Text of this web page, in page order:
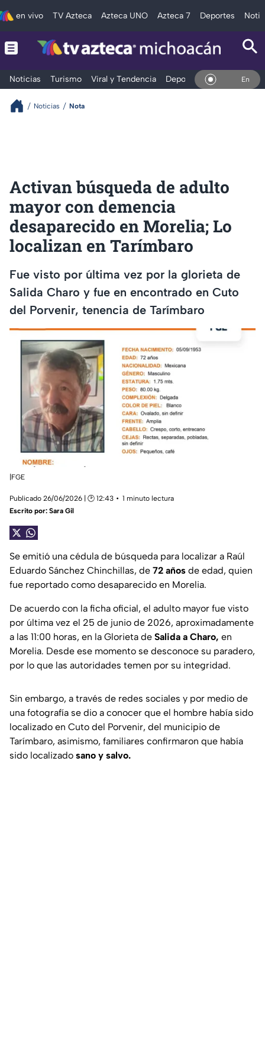
en vivo TV Azteca Azteca UNO Azteca 7 Deportes
Noticias Turismo Viral y Tendencia Deportes Espectáculos
En Vivo
Noticias Nota
Activan búsqueda de adulto
mayor con demencia
desaparecido en Morelia; Lo
localizan en Tarímbaro
Fue visto por última vez por la glorieta de
Salida Charo y fue en encontrado en Cuto
del Porvenir, tenencia de Tarímbaro
|FGE
Publicado 26/06/2026 | 🕑 12:43
1 minuto lectura
Escrito por: Sara Gil
Se emitió una cédula de búsqueda para localizar a Raúl
Eduardo Sánchez Chinchillas, de 72 años de edad, quien
fue reportado como desaparecido en Morelia.
De acuerdo con la ficha oficial, el adulto mayor fue visto
por última vez el 25 de junio de 2026, aproximadamente
a las 11:00 horas, en la Glorieta de Salida a Charo, en
Morelia. Desde ese momento se desconoce su paradero,
por lo que las autoridades temen por su integridad.
Sin embargo, a través de redes sociales y por medio de
una fotografía se dio a conocer que el hombre había sido
localizado en Cuto del Porvenir, del municipio de
Tarímbaro, asimismo, familiares confirmaron que había
sido localizado sano y salvo.